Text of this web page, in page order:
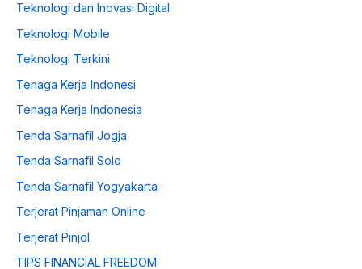
Teknologi dan Inovasi Digital
Teknologi Mobile
Teknologi Terkini
Tenaga Kerja Indonesi
Tenaga Kerja Indonesia
Tenda Sarnafil Jogja
Tenda Sarnafil Solo
Tenda Sarnafil Yogyakarta
Terjerat Pinjaman Online
Terjerat Pinjol
TIPS FINANCIAL FREEDOM